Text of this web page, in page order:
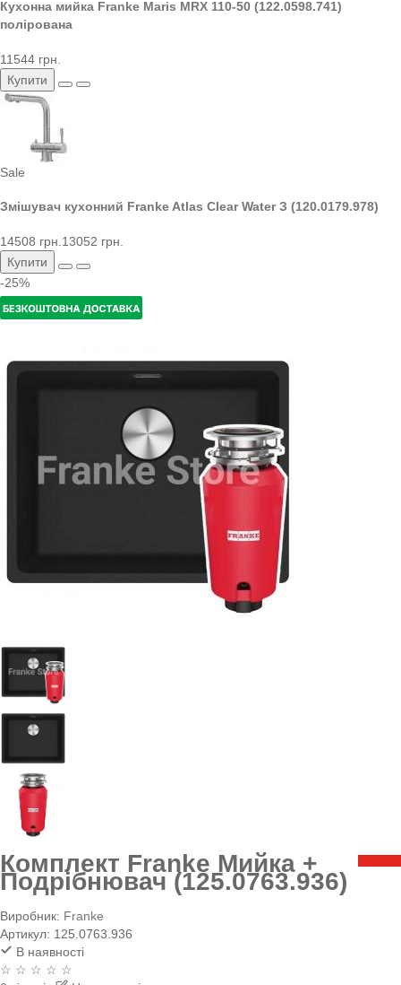
Кухонна мийка Franke Maris MRX 110-50 (122.0598.741)
полірована
11544 грн.
Купити
Sale
Змішувач кухонний Franke Atlas Clear Water З (120.0179.978)
14508 грн. 13052 грн.
Купити
-25%
Комплект Franke Мийка +
Подрібнювач (125.0763.936)
Виробник: Franke
Артикул: 125.0763.936
В наявності
☆ ☆ ☆ ☆ ☆